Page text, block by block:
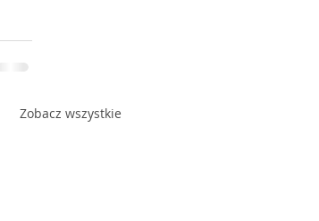
Zobacz wszystkie